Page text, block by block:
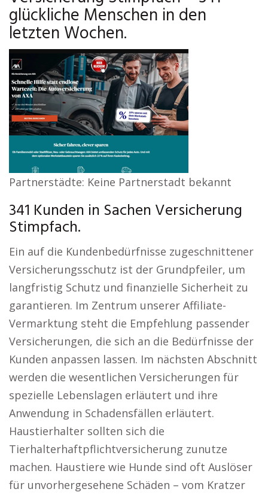
glückliche Menschen in den
letzten Wochen.
Partnerstädte: Keine Partnerstadt bekannt
341 Kunden in Sachen Versicherung
Stimpfach.
Ein auf die Kundenbedürfnisse zugeschnittener
Versicherungsschutz ist der Grundpfeiler, um
langfristig Schutz und finanzielle Sicherheit zu
garantieren. Im Zentrum unserer Affiliate-
Vermarktung steht die Empfehlung passender
Versicherungen, die sich an die Bedürfnisse der
Kunden anpassen lassen. Im nächsten Abschnitt
werden die wesentlichen Versicherungen für
spezielle Lebenslagen erläutert und ihre
Anwendung in Schadensfällen erläutert.
Haustierhalter sollten sich die
Tierhalterhaftpflichtversicherung zunutze
machen. Haustiere wie Hunde sind oft Auslöser
für unvorhergesehene Schäden – vom Kratzer